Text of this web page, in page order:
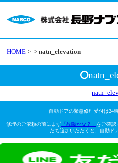
HOME > >natn_elevation
自動ドアの緊急修理受付は24
修理のご依頼の前にまず「故障かな？」
をご確認
だち追加いただくと、自動ド